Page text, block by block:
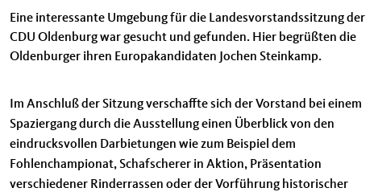
Eine interessante Umgebung für die Landesvorstandssitzung der
CDU Oldenburg war gesucht und gefunden. Hier begrüßten die
Oldenburger ihren Europakandidaten Jochen Steinkamp.
Im Anschluß der Sitzung verschaffte sich der Vorstand bei einem
Spaziergang durch die Ausstellung einen Überblick von den
eindrucksvollen Darbietungen wie zum Beispiel dem
Fohlenchampionat, Schafscherer in Aktion, Präsentation
verschiedener Rinderrassen oder der Vorführung historischer